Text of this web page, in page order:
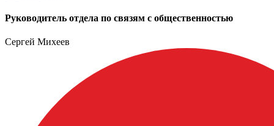
Руководитель отдела по связям с общественностью
Сергей Михеев